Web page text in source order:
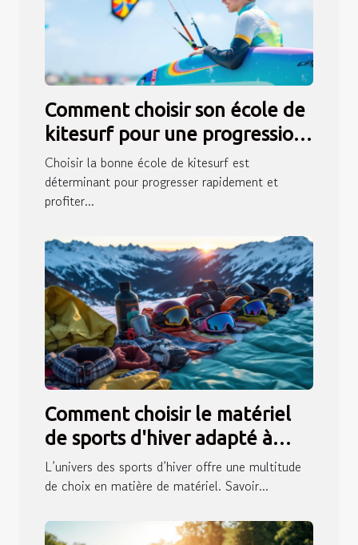
Comment choisir son école de
kitesurf pour une progression
rapide ?
Choisir la bonne école de kitesurf est
déterminant pour progresser rapidement et
profiter...
Comment choisir le matériel
de sports d'hiver adapté à
votre niveau ?
L’univers des sports d’hiver offre une multitude
de choix en matière de matériel. Savoir...